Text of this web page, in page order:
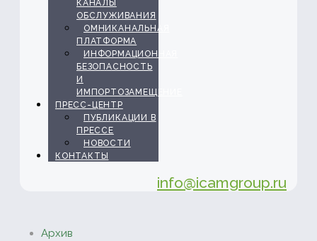
КАНАЛЫ
ОБСЛУЖИВАНИЯ
ОМНИКАНАЛЬНАЯ
ПЛАТФОРМА
ИНФОРМАЦИОННАЯ
БЕЗОПАСНОСТЬ
И
ИМПОРТОЗАМЕЩЕНИЕ
ПРЕСС-ЦЕНТР
ПУБЛИКАЦИИ В
ПРЕССЕ
НОВОСТИ
КОНТАКТЫ
info@icamgroup.ru
Архив